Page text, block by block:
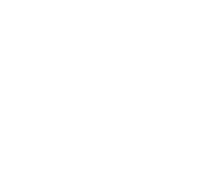
i gang med at spore aftalers
skal du aktivere og